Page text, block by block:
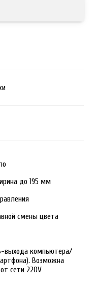
до 195 мм
смены цвета
выхода компьютера/
Возможна
сети 220V